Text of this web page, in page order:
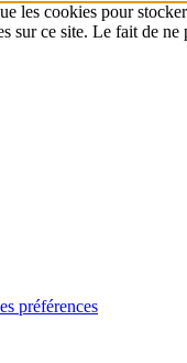
les cookies pour
ce site. Le fait de
préférences